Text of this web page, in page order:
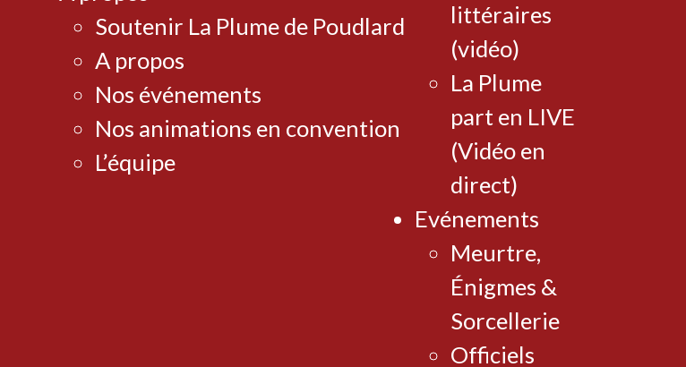
Soutenir La Plume de Poudlard
A propos
Nos événements
Nos animations en convention
L’équipe
littéraires
(vidéo)
La Plume
part en LIVE
(Vidéo en
direct)
Evénements
Meurtre,
Énigmes &
Sorcellerie
Officiels